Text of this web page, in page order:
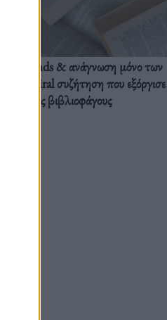
trends & ανάγνωση μόνο των
Η viral συζήτηση που εξόργισε
τους βιβλιοφάγους